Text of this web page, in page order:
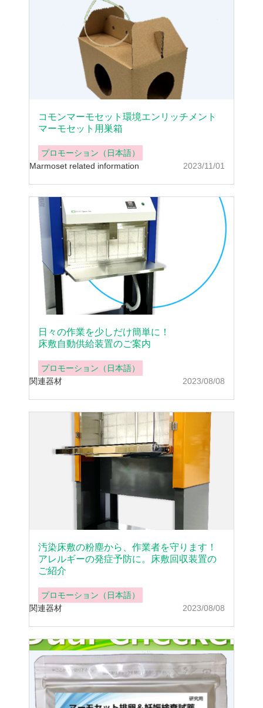
2023/11/01
コモンマーモセット環境エンリッチメント
マーモセット用巣箱
プロモーション（日本語）
Marmoset related information
2023/08/08
日々の作業を少しだけ簡単に！
床敷自動供給装置のご案内
プロモーション（日本語）
関連器材
2023/08/08
汚染床敷の粉塵から、作業者を守ります！
アレルギーの発症予防に。床敷回収装置の
ご紹介
プロモーション（日本語）
関連器材